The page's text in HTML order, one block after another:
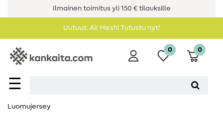
Ilmainen toimitus yli 150 € tilauksille
Uutuus: Air Mesh! Tutustu nyt!
☰
0 0
Luomujersey